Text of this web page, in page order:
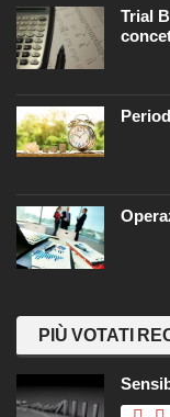
Trial
PIÙ VOTATI